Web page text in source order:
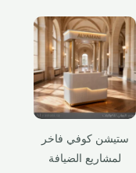
ستيشن كوفي فاخر
لمشاريع الضيافة